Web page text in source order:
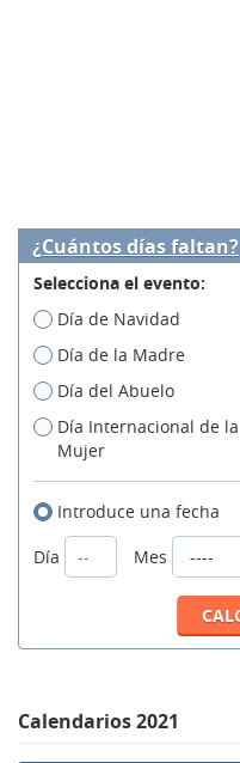
¿Cuántos días faltan?
Selecciona el evento:
Día de Navidad
Día de la Madre
Día del Abuelo
Día Internacional de la
Mujer
Introduce una fecha
Día
Mes
Calendarios 2021